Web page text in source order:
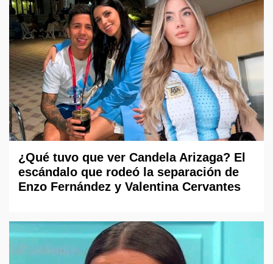
¿Qué tuvo que ver Candela Arizaga? El
escándalo que rodeó la separación de
Enzo Fernández y Valentina Cervantes